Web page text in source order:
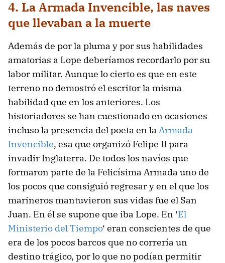
4. La Armada Invencible, las naves
que llevaban a la muerte
Además de por la pluma y por sus habilidades
amatorias a Lope deberíamos recordarlo por su
labor militar. Aunque lo cierto es que en este
terreno no demostró el escritor la misma
habilidad que en los anteriores. Los
historiadores se han cuestionado en ocasiones
incluso la presencia del poeta en la Armada
Invencible, esa que organizó Felipe II para
invadir Inglaterra. De todos los navíos que
formaron parte de la Felicísima Armada uno de
los pocos que consiguió regresar y en el que los
marineros mantuvieron sus vidas fue el San
Juan. En él se supone que iba Lope. En ‘El
Ministerio del Tiempo‘ eran conscientes de que
era de los pocos barcos que no correría un
destino trágico, por lo que no podían permitir